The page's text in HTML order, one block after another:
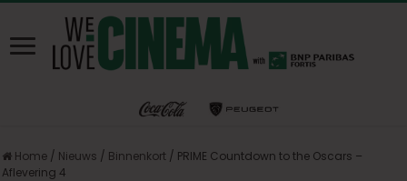
Home / Nieuws / Binnenkort / PRIME Countdown to the Oscars –
Aflevering 4